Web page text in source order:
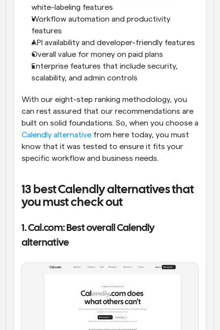
white-labeling features
Workflow automation and productivity
features
API availability and developer-friendly features
Overall value for money on paid plans
Enterprise features that include security,
scalability, and admin controls
With our eight-step ranking methodology, you
can rest assured that our recommendations are
Calendly alternative from here today, you must
know that it was tested to ensure it fits your
specific workflow and business needs.
13 best Calendly alternatives that
you must check out
1. Cal.com: Best overall Calendly
alternative